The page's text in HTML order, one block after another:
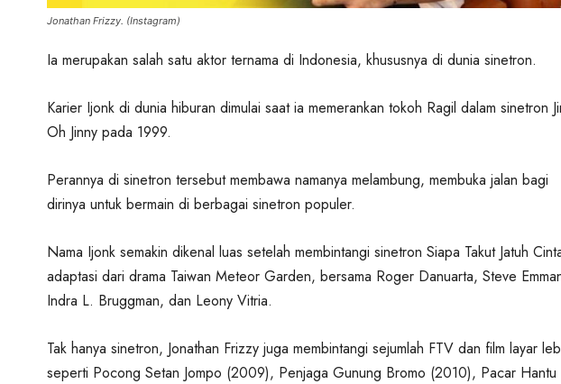
Jonathan Frizzy. (Instagram)
Ia merupakan salah satu aktor ternama di Indonesia, khususnya di dunia sinetron.
Karier Ijonk di dunia hiburan dimulai saat ia memerankan tokoh Ragil dalam sinetron
Oh Jinny pada 1999.
Perannya di sinetron tersebut membawa namanya melambung, membuka jalan bagi
dirinya untuk bermain di berbagai sinetron populer.
Nama Ijonk semakin dikenal luas setelah membintangi sinetron Siapa Takut Jatuh
adaptasi dari drama Taiwan Meteor Garden, bersama Roger Danuarta, Steve
Indra L. Bruggman, dan Leony Vitria.
Tak hanya sinetron, Jonathan Frizzy juga membintangi sejumlah FTV dan film layar
seperti Pocong Setan Jompo (2009), Penjaga Gunung Bromo (2010), Pacar Hantu